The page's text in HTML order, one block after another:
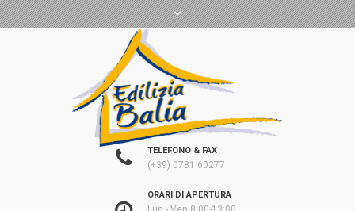
TELEFONO & FAX
(+39) 0781 60277
ORARI DI APERTURA